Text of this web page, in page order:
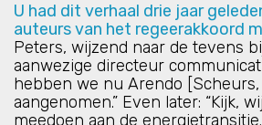
U had dit verhaal drie jaar
auteurs van het regeerakkoord
Peters, wijzend naar de tevens
aanwezige directeur
hebben we nu Arendo [Scheurs,
aangenomen.” Even later: “Kijk,
meedoen aan de